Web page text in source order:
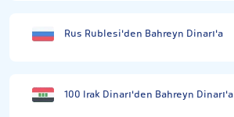
Rus Rublesi'den Bahreyn Dinarı'a
100 Irak Dinarı'den Bahreyn Dinarı'a